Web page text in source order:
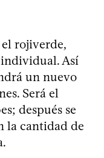
rojiverde,
Así
un nuevo
Será el
después se
la cantidad de